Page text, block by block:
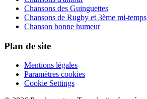
Chansons des Guinguettes
Chansons de Rugby et 3ème mi-temps
Chanson bonne humeur
Plan de site
Mentions légales
Paramètres cookies
Cookie Settings